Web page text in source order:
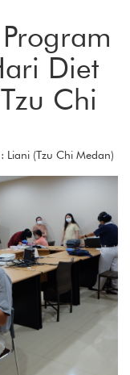
Diet
Chi
Liani (Tzu Chi Medan)